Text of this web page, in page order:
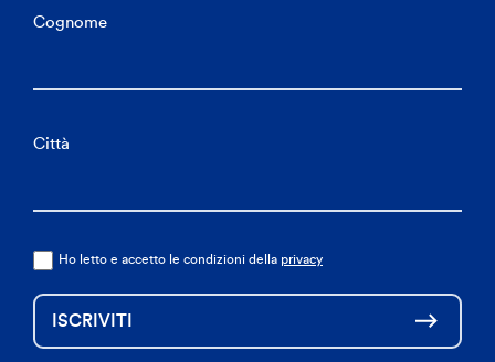
Cognome
Città
Ho letto e accetto le condizioni della privacy
ISCRIVITI